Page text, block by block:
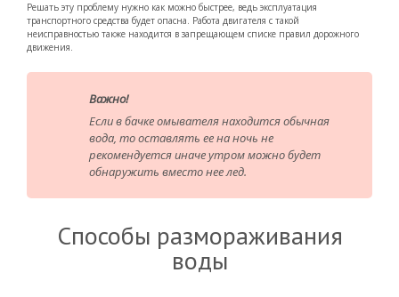
Решать эту проблему нужно как можно быстрее, ведь эксплуатация
транспортного средства будет опасна. Работа двигателя с такой
неисправностью также находится в запрещающем списке правил дорожного
движения.
Важно!
Если в бачке омывателя находится обычная
вода, то оставлять ее на ночь не
рекомендуется иначе утром можно будет
обнаружить вместо нее лед.
Способы размораживания
воды